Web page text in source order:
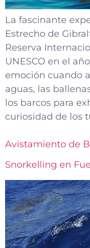
La fascinante
Estrecho de
Reserva
UNESCO en el
emoción cuando
aguas, las
los barcos para
curiosidad de los
Avistamiento de
Snorkelling en